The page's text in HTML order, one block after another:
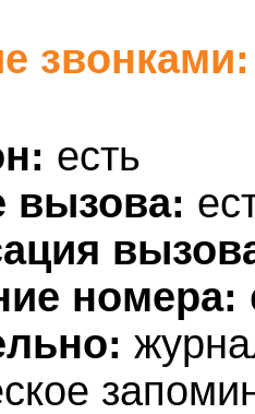
есть
вызова:
номера: